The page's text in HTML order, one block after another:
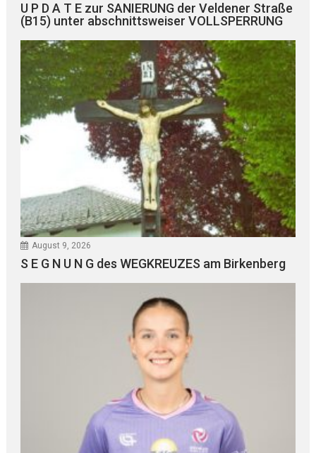
U P D A T E zur SANIERUNG der Veldener Straße
(B15) unter abschnittsweiser VOLLSPERRUNG
August 9, 2026
S E G N U N G des WEGKREUZES am Birkenberg